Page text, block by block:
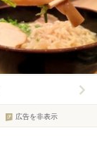
広告を非表示